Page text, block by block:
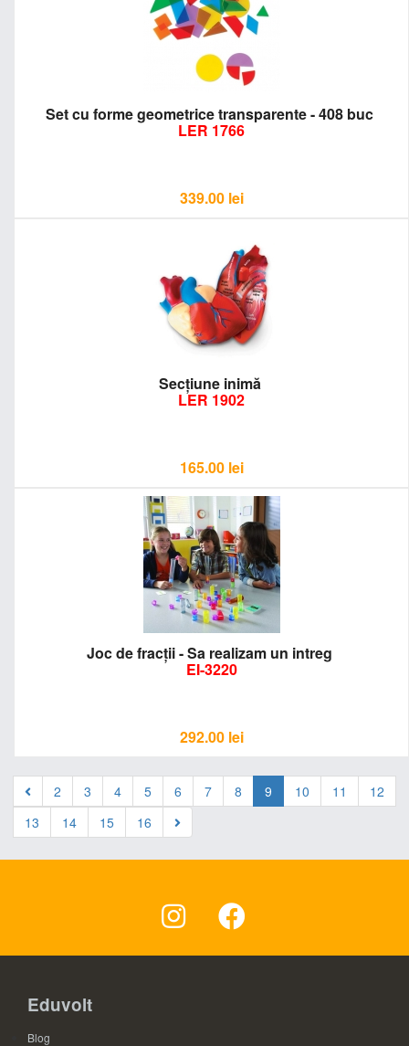
Set cu forme geometrice transparente - 408 buc
LER 1766
339.00 lei
Secţiune inimă
LER 1902
165.00 lei
Joc de fracţii - Sa realizam un intreg
EI-3220
292.00 lei
2 3 4 5 6 7 8 9 10 11
12
13
14 15 16
Eduvolt
Blog